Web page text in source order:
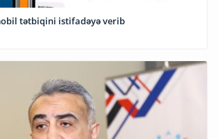
tətbiqini istifadəyə verib